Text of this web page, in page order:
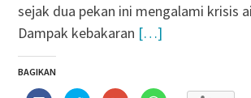
sejak dua pekan ini mengalami krisis
Dampak kebakaran […]
BAGIKAN